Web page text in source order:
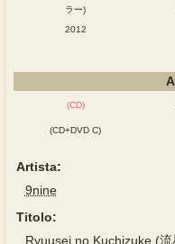
ラー)
2012
(CD)
(CD+DVD C)
Artista:
9nine
Titolo:
Ryuusei no Kuchizuke (